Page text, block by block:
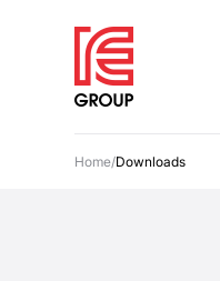
Home/Downloads